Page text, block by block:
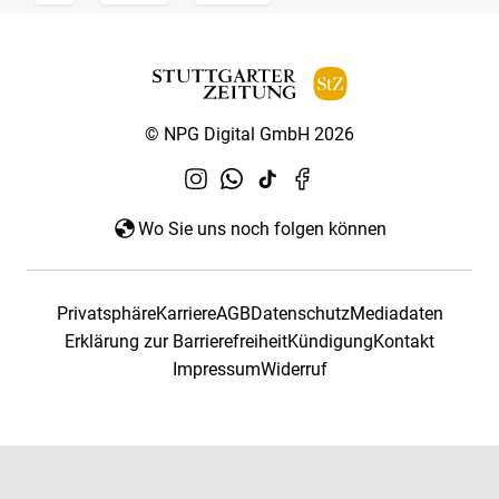
© NPG Digital GmbH 2026
Wo Sie uns noch folgen können
PrivatsphäreKarriereAGBDatenschutzMediadaten
Erklärung zur BarrierefreiheitKündigungKontakt
ImpressumWiderruf